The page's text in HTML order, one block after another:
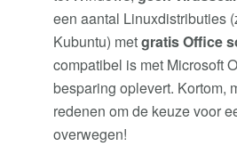
een aantal Linuxdistributies
Kubuntu) metgratis Office
compatibel is met Microsoft
besparing oplevert. Kortom,
redenen om de keuze voor
overwegen!